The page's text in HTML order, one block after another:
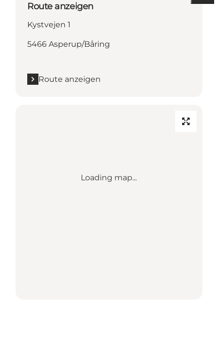
Route anzeigen
Kystvejen 1
5466 Asperup/Båring
Route anzeigen
Loading map...